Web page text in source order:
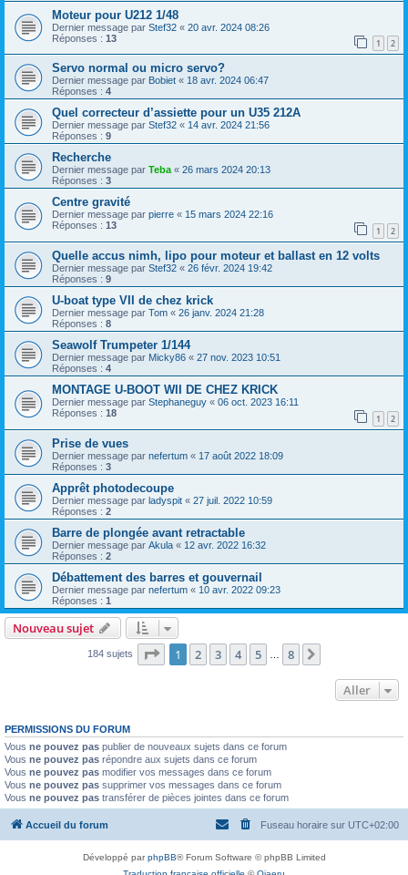
Moteur pour U212 1/48
Dernier message par Stef32 « 20 avr. 2024 08:26
Réponses : 13 1 2
Servo normal ou micro servo?
Dernier message par Bobiet « 18 avr. 2024 06:47
Réponses : 4
Quel correcteur d’assiette pour un U35 212A
Dernier message par Stef32 « 14 avr. 2024 21:56
Réponses : 9
Recherche
Dernier message par Teba « 26 mars 2024 20:13
Réponses : 3
Centre gravité
Dernier message par pierre « 15 mars 2024 22:16
Réponses : 13 1 2
Quelle accus nimh, lipo pour moteur et ballast en 12 volts
Dernier message par Stef32 « 26 févr. 2024 19:42
Réponses : 9
U-boat type VII de chez krick
Dernier message par Tom « 26 janv. 2024 21:28
Réponses : 8
Seawolf Trumpeter 1/144
Dernier message par Micky86 « 27 nov. 2023 10:51
Réponses : 4
MONTAGE U-BOOT WII DE CHEZ KRICK
Dernier message par Stephaneguy « 06 oct. 2023 16:11
Réponses : 18 1 2
Prise de vues
Dernier message par nefertum « 17 août 2022 18:09
Réponses : 3
Apprêt photodecoupe
Dernier message par ladyspit « 27 juil. 2022 10:59
Réponses : 2
Barre de plongée avant retractable
Dernier message par Akula « 12 avr. 2022 16:32
Réponses : 2
Débattement des barres et gouvernail
Dernier message par nefertum « 10 avr. 2022 09:23
Réponses : 1
Nouveau sujet
184 sujets Page 1sur8
1 2 3 4 5 8
Aller
PERMISSIONS DU FORUM
Vous ne pouvez pas publier de nouveaux sujets dans ce forum
Vous ne pouvez pas répondre aux sujets dans ce forum
Vous ne pouvez pas modifier vos messages dans ce forum
Vous ne pouvez pas supprimer vos messages dans ce forum
Vous ne pouvez pas transférer de pièces jointes dans ce forum
Accueil du forum Fuseau horaire sur UTC+02:00
Développé parphpBB® Forum Software © phpBB Limited